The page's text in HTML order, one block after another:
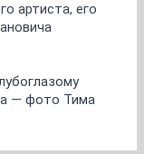
артиста, его
— фото Тима